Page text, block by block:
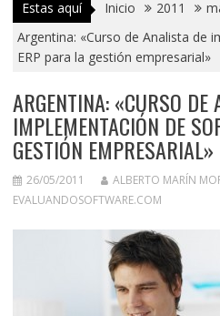
Estas aquí Inicio 2011
Argentina: «Curso de Analista de
ERP para la gestión empresarial»
ARGENTINA: «CURSO DE
IMPLEMENTACIÓN DE
GESTIÓN EMPRESARIAL»
26/05/2011 ALBERTO MARÍN
EVALUANDOSOFTWARE.COM